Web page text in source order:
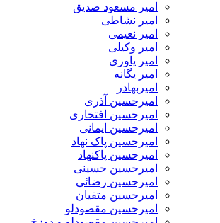
امیر مسعود صدیق
امیر نشاطی
امیر نعیمی
امیر وکیلی
امیر یاوری
امیر یگانه
امیربهادر
امیرحسین آذری
امیرحسین افتخاری
امیرحسین ایمانی
امیرحسین پاک نهاد
امیرحسین پاکنهاد
امیرحسین حسینی
امیرحسین رضائی
امیرحسین متقیان
امیرحسین مقصودلو